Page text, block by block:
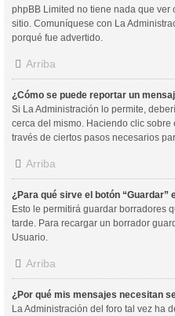
phpBB Limited no tiene nada que ver
sitio. Comuníquese con La
porqué fue advertido.
Arriba
¿Cómo se puede reportar un
Si La Administración lo permite,
cerca del mismo. Haciendo clic
través de ciertos pasos necesarios
Arriba
¿Para qué sirve el botón “Guardar”
Esto le permitirá guardar borradores
tarde. Para recargar un borrador
Usuario.
Arriba
¿Por qué mis mensajes necesitan
La Administración del foro tal vez ha